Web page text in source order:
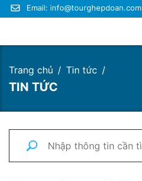
Email: info@tourghepdoan.com
Trang chủ Tin tức
TIN TỨC